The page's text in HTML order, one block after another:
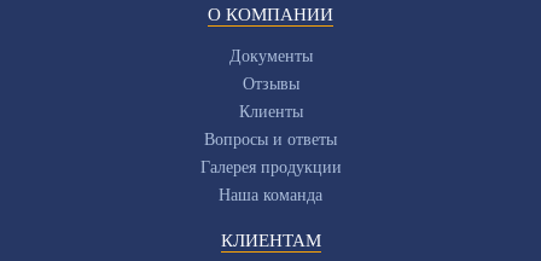
О КОМПАНИИ
Документы
Отзывы
Клиенты
Вопросы и ответы
Галерея продукции
Наша команда
КЛИЕНТАМ